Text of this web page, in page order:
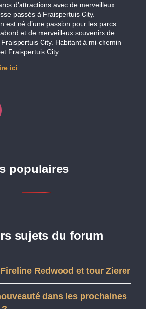
d’attractions avec de merveilleux
passés à Fraispertuis City.
est né d’une passion pour les parcs
et de merveilleux souvenirs de
City. Habitant à mi-chemin
Fraispertuis City…
ici
populaires
sujets du forum
Redwood et tour Zierer
dans les prochaines